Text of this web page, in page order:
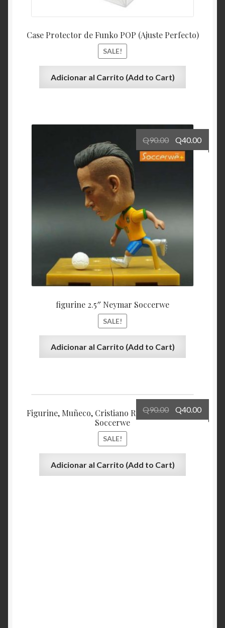
Case Protector de Funko POP (Ajuste Perfecto)
SALE!
Adicionar al Carrito (Add to Cart)
figurine 2.5″ Neymar Soccerwe
SALE!
Q90.00 Q40.00
Adicionar al Carrito (Add to Cart)
Figurine, Muñeco, Cristiano Ronaldo, Juventus,
Soccerwe
SALE!
Q90.00 Q40.00
Adicionar al Carrito (Add to Cart)